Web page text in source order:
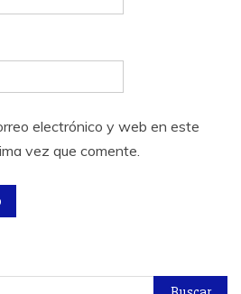
electrónico y web en este
vez que comente.